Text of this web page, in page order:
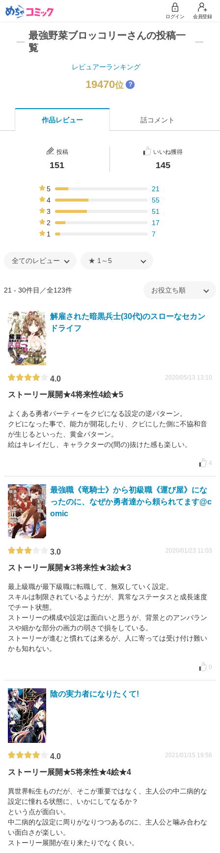
ログイン 会員登録
最強野菜ブロッコリーさんの投稿一
覧
レビュアーランキング
19470位 ？
作品レビュー 話コメント
投稿
151
いいね獲得
145
5
21
4
55
3
51
2
17
1
7
21 - 30件目／全123件
解雇された暗黒兵士(30代)のスローなセカン
ドライフ
4.0 2020/05/13 13:10
ストーリー展開★4将来性4絵★5
よくある勇者パーティーをクビになる設定の逆パターン。
クビになった事で、能力が開花したり、クビにした側に不協和音
が生じるといった、黄金パターン。
絵はキレイだし、キャラクターの(間の)抜けた感も楽しい。
4
最強職《竜騎士》から初級職《運び屋》にな
ったのに、なぜか勇者達から頼られてます@c
omic
3.0 2020/01/23 11:03
ストーリー展開★3将来性★3絵★3
最上級職が最下級職に転職して、無双していく設定。
スキルは制限されているようだが、異常なステータスと成長速度
でチート状態。
ストーリーの構成や設定は面白いと思うが、背景とのアンバラン
スや細かな部分の画力の弱さで損をしている。
ストーリーが進むと慣れては来るが、人に寄っては受け付け難い
かも知れない。
0
陰の実力者になりたくて!
4.0 2021/01/15 19:56
ストーリー展開★5将来性★4絵★4
異世界転生ものだが、そこが重要ではなく、主人公の中二病的な
設定に憧れる状態に、いかにしてなるか？
という点が面白い。
中二病的な設定に周りがなりつつあるのに、主人公と噛み合わな
い面白さが楽しい。
ストーリー展開が在り来たりでなく良い。